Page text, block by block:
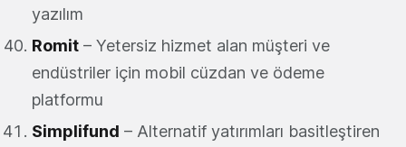
yazılım
Romit – Yetersiz hizmet alan müşteri ve
endüstriler için mobil cüzdan ve ödeme
platformu
Simplifund – Alternatif yatırımları basitleştiren